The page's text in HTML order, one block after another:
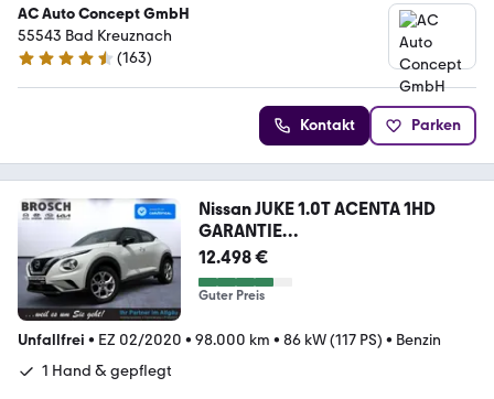
AC Auto Concept GmbH
55543 Bad Kreuznach
4.5 Sterne
(163)
Kontakt Parken
Nissan JUKE 1.0T ACENTA 1HD
GARANTIE
NAV+KLIMA+KAMERA++
12.498 €
Guter Preis
Unfallfrei • EZ 02/2020 • 98.000 km • 86 kW (117 PS) • Benzin
1 Hand & gepflegt